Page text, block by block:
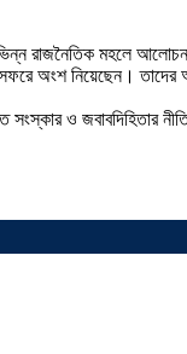
রাজনৈতিক মহলে
অংশ নিয়েছেন।
ও জবাবদিহিতার